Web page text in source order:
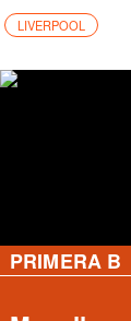
LIVERPOOL
PRIMERA B